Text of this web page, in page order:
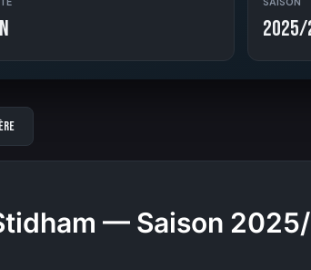
2025/
— Saison